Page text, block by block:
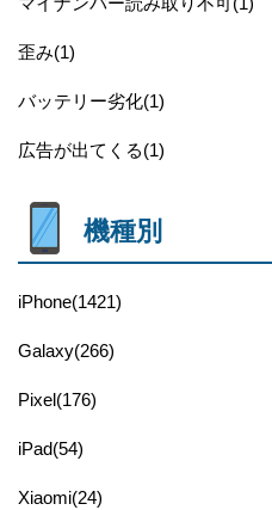
歪み(1)
バッテリー劣化(1)
広告が出てくる(1)
機種別
iPhone(1421)
Galaxy(266)
Pixel(176)
iPad(54)
Xiaomi(24)